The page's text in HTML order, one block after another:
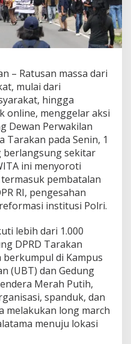
i
n
P
n
a
m
a
n
a
n
A
k
s
i
U
n
u
R
a
s
a
d
i
K
a
n
t
– Ratusan massa dari
mulai dari
hingga
online, menggelar aksi
Dewan Perwakilan
Tarakan pada Senin, 1
berlangsung sekitar
ini menyoroti
pembatalan
RI, pengesahan
institusi Polri.
lebih dari 1.000
DPRD Tarakan
berkumpul di Kampus
(UBT) dan Gedung
Merah Putih,
spanduk, dan
melakukan long march
menuju lokasi